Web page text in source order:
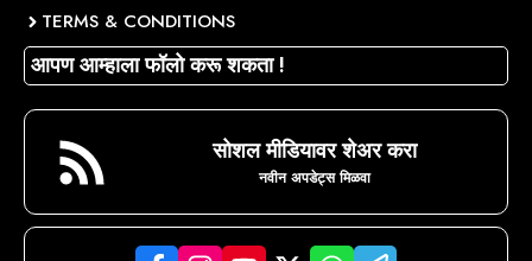
TERMS & CONDITIONS
आपण आम्हाला फॉलो करू शकता !
सोशल मीडियावर शेअर करा
नवीन अपडेट्स मिळवा